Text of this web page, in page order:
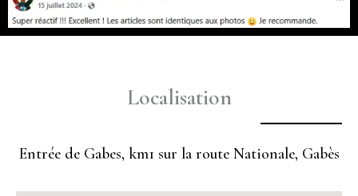
Localisation
Entrée de Gabes, km1 sur la route Nationale, Gabès